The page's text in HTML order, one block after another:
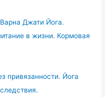
Джати Йога.
в жизни. Кормовая
привязанности. Йога